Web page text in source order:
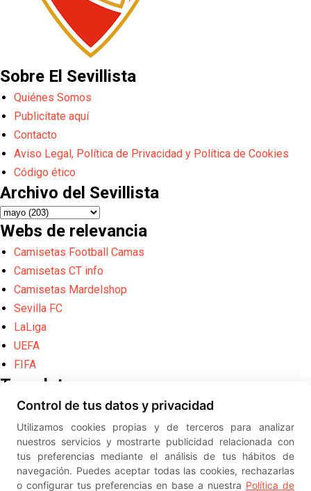
Sobre El Sevillista
Quiénes Somos
Publicítate aquí
Contacto
Aviso Legal, Política de Privacidad y Política de Cookies
Código ético
Archivo del Sevillista
Webs de relevancia
Camisetas Football Camas
Camisetas CT info
Camisetas Mardelshop
Sevilla FC
LaLiga
UEFA
FIFA
Translate
Powered by
Translate
Diseño web creado por Erick
© ElSevillista.es - Información sobre
el Sevilla FC, Sevilla Atlético, Sevilla Femenino y su Cantera
-- --
Control de tus datos y privacidad
Utilizamos cookies propias y de terceros para analizar
nuestros servicios y mostrarte publicidad relacionada con
tus preferencias mediante el análisis de tus hábitos de
navegación. Puedes aceptar todas las cookies, rechazarlas
o configurar tus preferencias en base a nuestra Política de
2026